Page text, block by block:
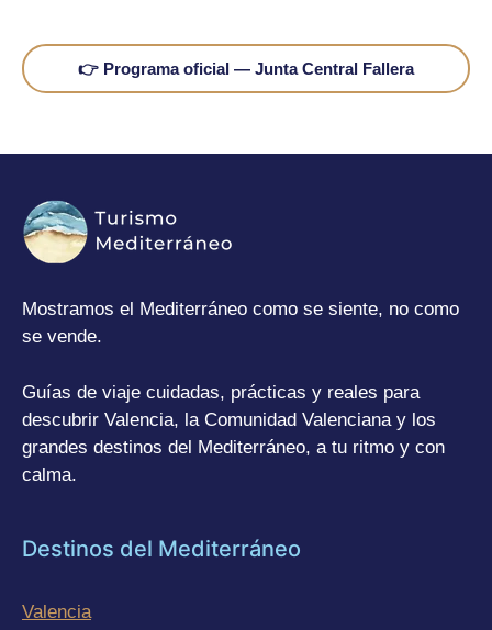
👉 Programa oficial — Junta Central Fallera
Mostramos el Mediterráneo como se siente, no como
se vende.
Guías de viaje cuidadas, prácticas y reales para
descubrir Valencia, la Comunidad Valenciana y los
grandes destinos del Mediterráneo, a tu ritmo y con
calma.
Destinos del Mediterráneo
Valencia